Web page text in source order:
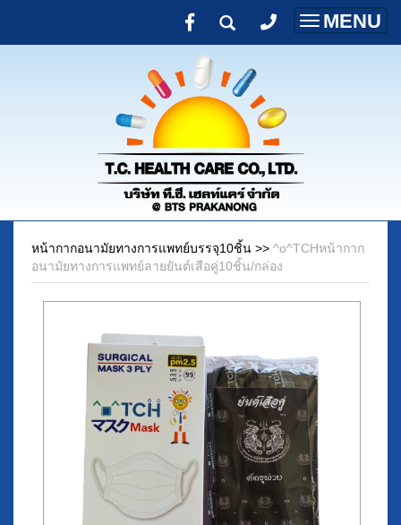
Toggle
MENU
หน้ากากอนามัยทางการแพทย์บรรจุ10ชิ้น>> ^o^TCHหน้ากาก
อนามัยทางการแพทย์ลายยันต์เสือคู่10ชิ้น/กล่อง